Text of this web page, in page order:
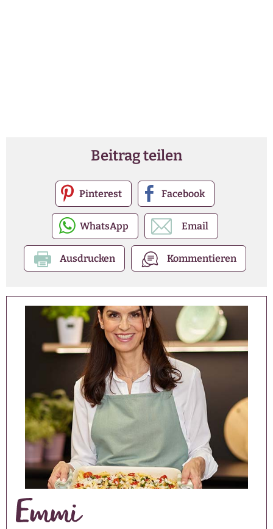
Beitrag teilen
Pinterest Facebook
WhatsApp Email
Ausdrucken Kommentieren